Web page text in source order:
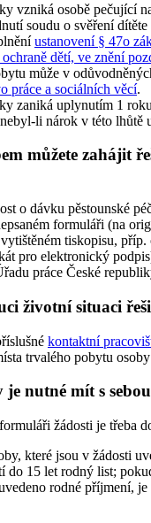
vzniká osobě pečující
soudu o svěření dítěte
ustanovení § 47o
dětí, ve znění
může v
práce a sociálních věcí.
zaniká uplynutím 1
li nárok v této lhůtě
můžete zahájit
o dávku pěstounské
formuláři (na
tiskopisu, příp.
pro elektronický
práce České
životní situaci
kontaktní
trvalého pobytu
nutné mít s sebou
žádosti je třeba
které jsou v žádosti
do 15 let rodný list;
rodné příjmení,